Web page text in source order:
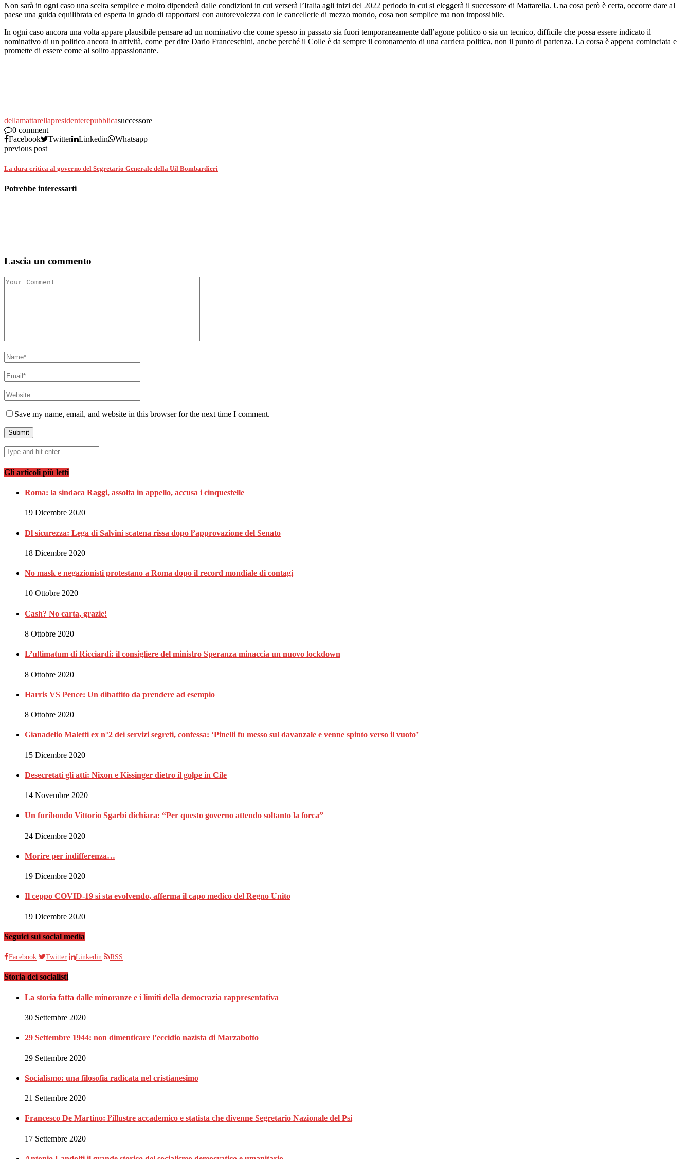
Non sarà in ogni caso una scelta semplice e molto dipenderà dalle condizioni in cui verserà l’Italia agli inizi del 2022 periodo in cui si eleggerà il successore di Mattarella. Una cosa però è certa, occorre dare al
paese una guida equilibrata ed esperta in grado di rapportarsi con autorevolezza con le cancellerie di mezzo mondo, cosa non semplice ma non impossibile.
In ogni caso ancora una volta appare plausibile pensare ad un nominativo che come spesso in passato sia fuori temporaneamente dall’agone politico o sia un tecnico, difficile che possa essere indicato il
nominativo di un politico ancora in attività, come per dire Dario Franceschini, anche perché il Colle è da sempre il coronamento di una carriera politica, non il punto di partenza. La corsa è appena cominciata e
promette di essere come al solito appassionante.
dellamattarellapresidenterepubblicasuccessore
0 comment
Facebook
Twitter Linkedin
Whatsapp
previous post
La dura critica al governo del Segretario Generale della Uil Bombardieri
Potrebbe interessarti
Lascia un commento
Save my name, email, and website in this browser for the next time I comment.
Gli articoli più letti
Roma: la sindaca Raggi, assolta in appello, accusa i cinquestelle
19 Dicembre 2020
Dl sicurezza: Lega di Salvini scatena rissa dopo l’approvazione del Senato
18 Dicembre 2020
No mask e negazionisti protestano a Roma dopo il record mondiale di contagi
10 Ottobre 2020
Cash? No carta, grazie!
8 Ottobre 2020
L’ultimatum di Ricciardi: il consigliere del ministro Speranza minaccia un nuovo lockdown
8 Ottobre 2020
Harris VS Pence: Un dibattito da prendere ad esempio
8 Ottobre 2020
Gianadelio Maletti ex n°2 dei servizi segreti, confessa: ‘Pinelli fu messo sul davanzale e venne spinto verso il vuoto’
15 Dicembre 2020
Desecretati gli atti: Nixon e Kissinger dietro il golpe in Cile
14 Novembre 2020
Un furibondo Vittorio Sgarbi dichiara: “Per questo governo attendo soltanto la forca”
24 Dicembre 2020
Morire per indifferenza…
19 Dicembre 2020
Il ceppo COVID-19 si sta evolvendo, afferma il capo medico del Regno Unito
19 Dicembre 2020
Seguici sui social media
Facebook Twitter Linkedin RSS
Storia dei socialisti
La storia fatta dalle minoranze e i limiti della democrazia rappresentativa
30 Settembre 2020
29 Settembre 1944: non dimenticare l’eccidio nazista di Marzabotto
29 Settembre 2020
Socialismo: una filosofia radicata nel cristianesimo
21 Settembre 2020
Francesco De Martino: l’illustre accademico e statista che divenne Segretario Nazionale del Psi
17 Settembre 2020